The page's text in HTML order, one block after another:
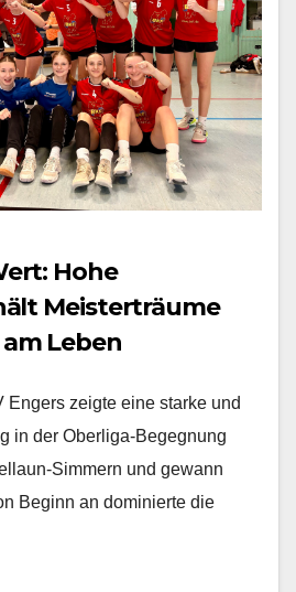
Hohe
Meisterträume
Leben
Engers zeigte eine starke und
in der Oberliga-Begegnung
Simmern und gewann
Beginn an dominierte die